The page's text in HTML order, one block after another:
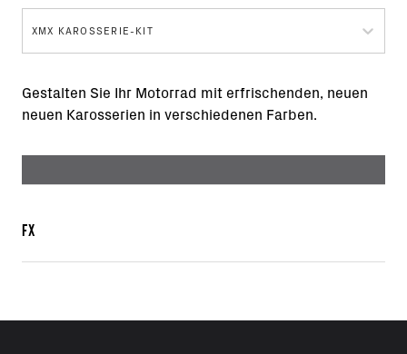
XMX KAROSSERIE-KIT
Gestalten Sie Ihr Motorrad mit erfrischenden, neuen
neuen Karosserien in verschiedenen Farben.
FX